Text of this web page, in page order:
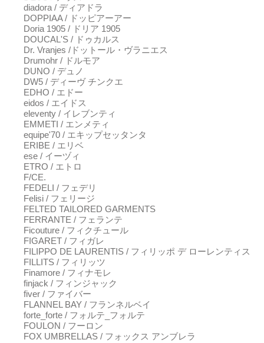
diadora / ディアドラ
DOPPIAA / ドッピアーアー
Doria 1905 / ドリア 1905
DOUCAL'S / ドゥカルス
Dr. Vranjes /ドットール・ヴラニエス
Drumohr / ドルモア
DUNO / デュノ
DW5 / ディーヴ チンクエ
EDHO / エドー
eidos / エイドス
eleventy / イレブンティ
EMMETI / エンメティ
equipe'70 / エキップセッタンタ
ERIBE / エリベ
ese / イーヅィ
ETRO / エトロ
F/CE.
FEDELI / フェデリ
Felisi / フェリージ
FELTED TAILORED GARMENTS
FERRANTE / フェランテ
Ficouture / フィクチュール
FIGARET / フィガレ
FILIPPO DE LAURENTIS / フィリッポ デ ローレンティス
FILLITS / フィリッツ
Finamore / フィナモレ
finjack / フィンジャック
fiver / ファイバー
FLANNEL BAY / フランネルベイ
forte_forte / フォルテ_フォルテ
FOULON / フーロン
FOX UMBRELLAS / フォックス アンブレラ